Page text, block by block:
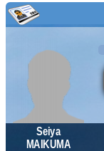
Seiya
MAIKUMA